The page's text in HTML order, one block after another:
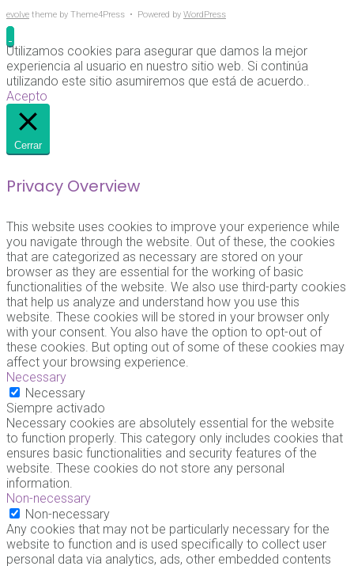
evolve theme by Theme4Press • Powered by WordPress
Utilizamos cookies para asegurar que damos la mejor
experiencia al usuario en nuestro sitio web. Si continúa
utilizando este sitio asumiremos que está de acuerdo..
Acepto
Cerrar
Privacy Overview
This website uses cookies to improve your experience while
you navigate through the website. Out of these, the cookies
that are categorized as necessary are stored on your
browser as they are essential for the working of basic
functionalities of the website. We also use third-party cookies
that help us analyze and understand how you use this
website. These cookies will be stored in your browser only
with your consent. You also have the option to opt-out of
these cookies. But opting out of some of these cookies may
affect your browsing experience.
Necessary
Necessary
Siempre activado
Necessary cookies are absolutely essential for the website
to function properly. This category only includes cookies that
ensures basic functionalities and security features of the
website. These cookies do not store any personal
information.
Non-necessary
Non-necessary
Any cookies that may not be particularly necessary for the
website to function and is used specifically to collect user
personal data via analytics, ads, other embedded contents